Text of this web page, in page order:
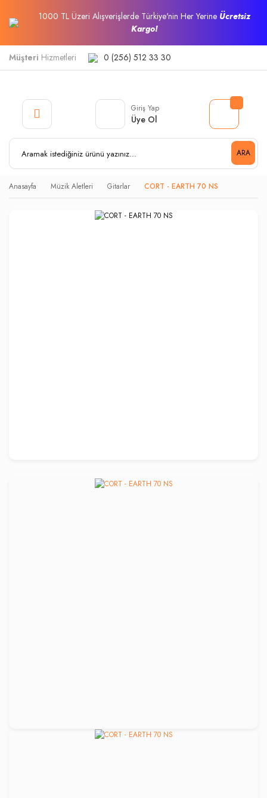
1000 TL Üzeri Alışverişlerde Türkiye'nin Her Yerine Ücretsiz
Kargo!
Müşteri Hizmetleri 0 (256) 512 33 30
ARA
Giriş Yap
Üye Ol
Anasayfa Müzik Aletleri Gitarlar CORT - EARTH 70 NS